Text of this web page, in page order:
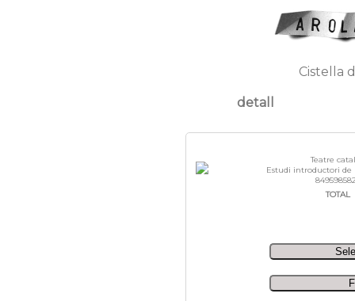
Cistella
detall
Teatre
Estudi introductori de
TOTAL